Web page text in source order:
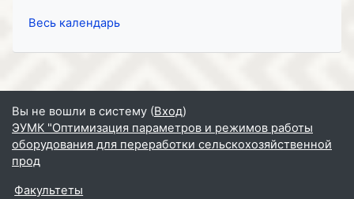
Весь календарь
Вы не вошли в систему (Вход)
ЭУМК "Оптимизация параметров и режимов работы
оборудования для переработки сельскохозяйственной
прод
Факультеты